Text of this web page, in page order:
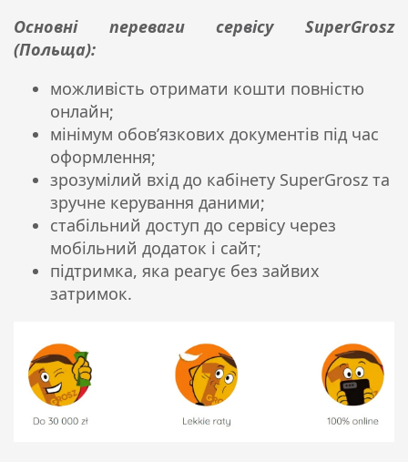
Основні переваги сервісу SuperGrosz
(Польща):
можливість отримати кошти повністю
онлайн;
мінімум обов’язкових документів під час
оформлення;
зрозумілий вхід до кабінету SuperGrosz та
зручне керування даними;
стабільний доступ до сервісу через
мобільний додаток і сайт;
підтримка, яка реагує без зайвих
затримок.